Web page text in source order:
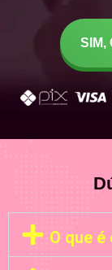
SIM,
O que